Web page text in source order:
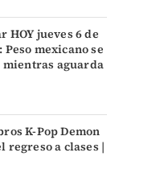
HOY jueves 6 de
Peso mexicano se
mientras aguarda
K-Pop Demon
regreso a clases |